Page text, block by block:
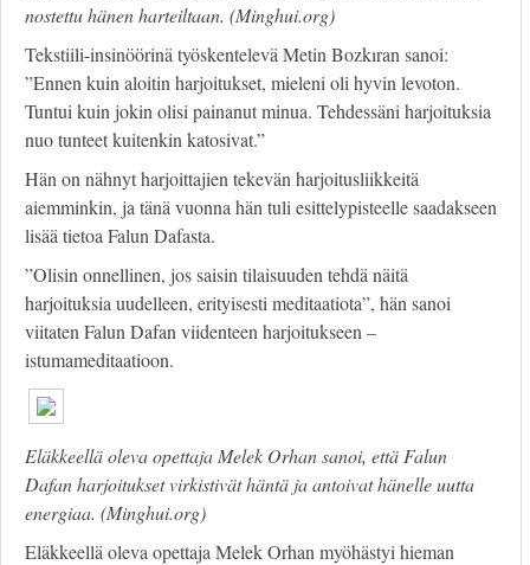
nostettu hänen harteiltaan. (Minghui.org)
Tekstiili-insinöörinä työskentelevä Metin Bozkıran sanoi:
”Ennen kuin aloitin harjoitukset, mieleni oli hyvin levoton.
Tuntui kuin jokin olisi painanut minua. Tehdessäni harjoituksia
nuo tunteet kuitenkin katosivat.”
Hän on nähnyt harjoittajien tekevän harjoitusliikkeitä
aiemminkin, ja tänä vuonna hän tuli esittelypisteelle saadakseen
lisää tietoa Falun Dafasta.
”Olisin onnellinen, jos saisin tilaisuuden tehdä näitä
harjoituksia uudelleen, erityisesti meditaatiota”, hän sanoi
viitaten Falun Dafan viidenteen harjoitukseen –
istumameditaatioon.
Eläkkeellä oleva opettaja Melek Orhan sanoi, että Falun
Dafan harjoitukset virkistivät häntä ja antoivat hänelle uutta
energiaa. (Minghui.org)
Eläkkeellä oleva opettaja Melek Orhan myöhästyi hieman